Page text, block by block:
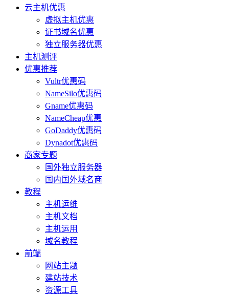
云主机优惠
虚拟主机优惠
证书域名优惠
独立服务器优惠
主机测评
优惠推荐
Vultr优惠码
NameSilo优惠码
Gname优惠码
NameCheap优惠
GoDaddy优惠码
Dynadot优惠码
商家专题
国外独立服务器
国内国外域名商
教程
主机运维
主机文档
主机运用
域名教程
前端
网站主题
建站技术
资源工具